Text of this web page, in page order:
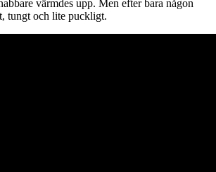
värmdes upp. Men efter bara någon
tungt och lite puckligt.